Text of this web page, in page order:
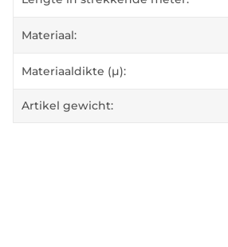
Materiaal:
Materiaaldikte (µ):
Artikel gewicht: